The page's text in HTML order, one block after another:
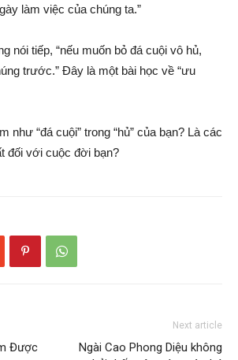
làm việc của chúng ta.”
nói tiếp, “nếu muốn bỏ đá cuội vô hủ,
trước.” Đây là một bài học về “ưu
như “đá cuội” trong “hủ” của bạn? Là các
đối với cuộc đời bạn?
Được
Next article
Ngài Cao Phong Diệu không